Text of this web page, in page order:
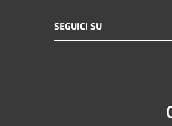
SEGUICI SU